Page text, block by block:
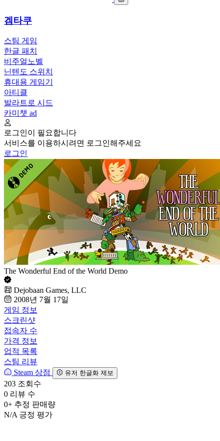
겜타쿠
스팀 게임
한글 패치
비주얼노벨
닌텐도 스위치
휴대용 게임기
아티클
발라트로 시드
카미챗 ad
로그인이 필요합니다
서비스를 이용하시려면 로그인해주세요
로그인
The Wonderful End of the World Demo
Dejobaan Games, LLC
2008년 7월 17일
게임 정보
스크린샷
접속자 수
가격 정보
업적 목록
스팀 리뷰
Steam 상점
유저 한글화 제보
203 조회수
0 리뷰 수
0+ 추정 판매량
N/A 긍정 평가